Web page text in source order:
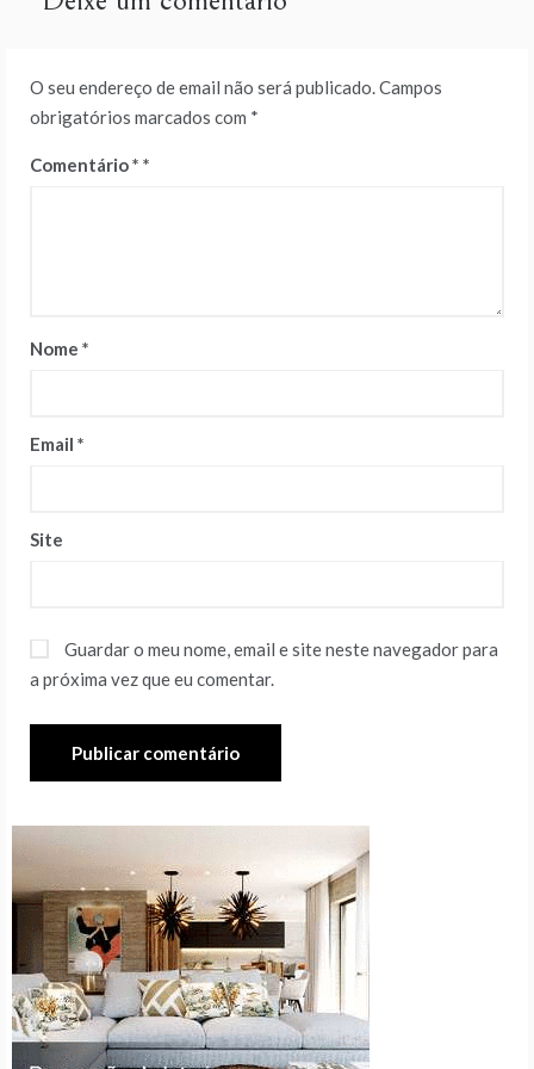
O seu endereço de email não será publicado.Campos
obrigatórios marcados com *
Comentário*
Nome *
Email *
Site
Guardar o meu nome, email e site neste navegador para
a próxima vez que eu comentar.